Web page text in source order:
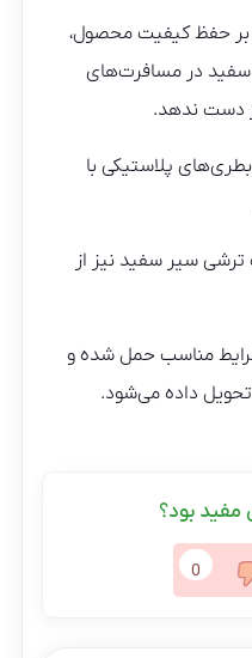
بر حفظ کیفیت محصول،
در مسافرت‌های
دست ندهد.
پلاستیکی با
سیر سفید نیز از
مناسب حمل شده و
داده می‌شود.
مفید بود؟
0